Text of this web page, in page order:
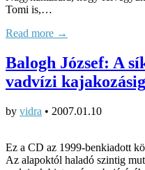
Tomi is,…
Read more →
Balogh József: A
vadvízi
by vidra • 2007.01.10
Ez a CD az 1999-benkiadott
Az alapoktól haladó szintig